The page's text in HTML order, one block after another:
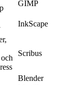
GIMP
InkScape
Scribus
Blender